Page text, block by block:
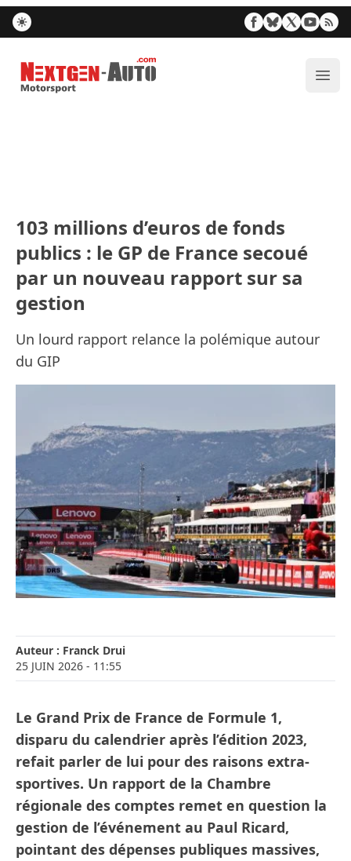
Nextgen-Auto.com
103 millions d’euros de fonds
publics : le GP de France secoué
par un nouveau rapport sur sa
gestion
Un lourd rapport relance la polémique autour
du GIP
Auteur : Franck Drui
25 JUIN 2026 - 11:55
Le Grand Prix de France de Formule 1,
disparu du calendrier après l’édition 2023,
refait parler de lui pour des raisons extra-
sportives. Un rapport de la Chambre
régionale des comptes remet en question la
gestion de l’événement au Paul Ricard,
pointant des dépenses publiques massives,